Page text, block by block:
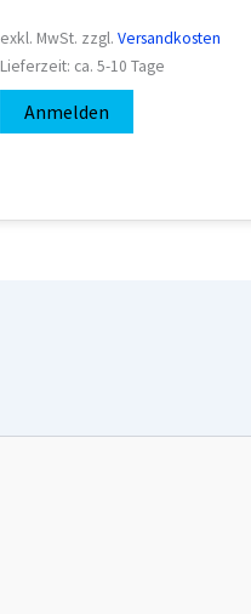
exkl. MwSt. zzgl. Versandkosten
Lieferzeit: ca. 5-10 Tage
Anmelden